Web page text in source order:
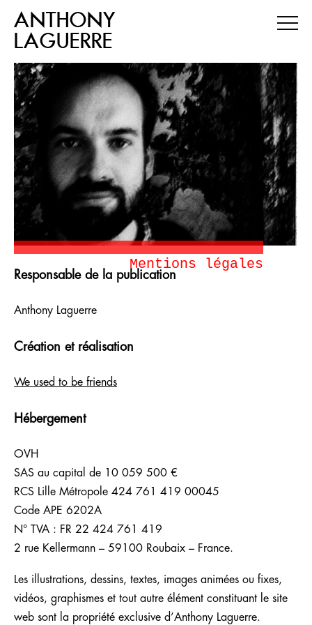
ANTHONY
LAGUERRE
Mentions légales
Responsable de la publication
Anthony Laguerre
Création et réalisation
We used to be friends
Hébergement
OVH
SAS au capital de 10 059 500 €
RCS Lille Métropole 424 761 419 00045
Code APE 6202A
N° TVA : FR 22 424 761 419
2 rue Kellermann – 59100 Roubaix – France.
Les illustrations, dessins, textes, images animées ou fixes,
vidéos, graphismes et tout autre élément constituant le site
web sont la propriété exclusive d’Anthony Laguerre.